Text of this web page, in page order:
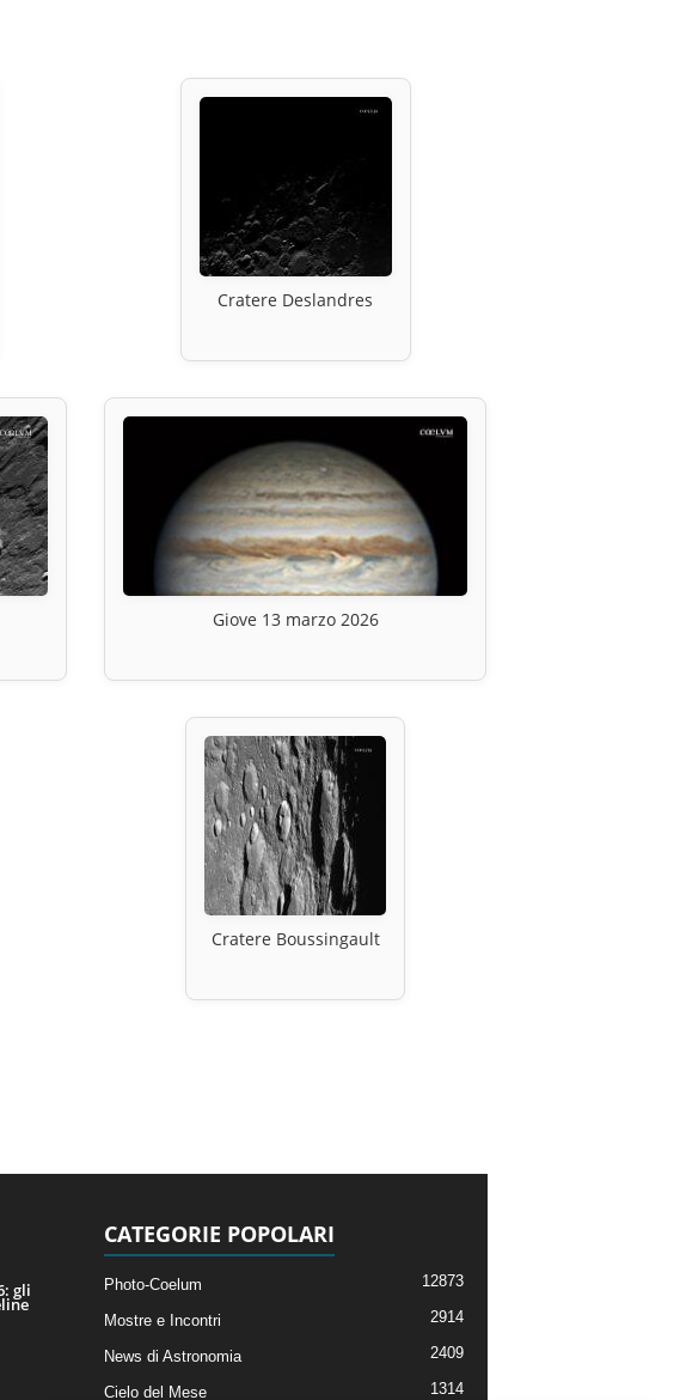
Cratere Deslandres
Giove 13 marzo 2026
Cratere Boussingault
gli
CATEGORIE POPOLARI
Photo-Coelum 12873
Mostre e Incontri 2914
News di Astronomia 2409
Cielo del Mese 1314